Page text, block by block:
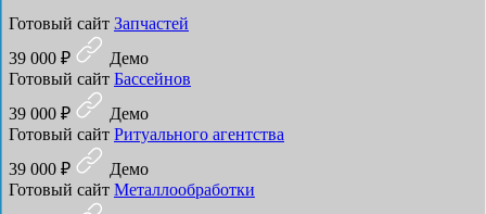
Готовый сайт Запчастей
39 000 ₽
Демо
Готовый сайт Бассейнов
39 000 ₽
Демо
Готовый сайт Ритуального агентства
39 000 ₽
Демо
Готовый сайт Металлообработки